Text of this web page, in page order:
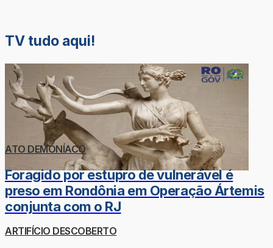
TV tudo aqui!
ATO DEMONÍACO
Foragido por estupro de vulnerável é
preso em Rondônia em Operação Ártemis
conjunta com o RJ
ARTIFÍCIO DESCOBERTO